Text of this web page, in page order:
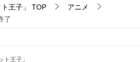
王子」 TOP
アニメ
了
王子」